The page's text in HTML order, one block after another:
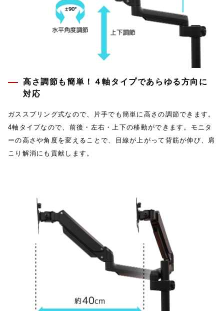
高さ調節も簡単！４軸タイプであらゆる方向に
対応
ガススプリング式なので、片手でも簡単に高さの調節できます。
4軸タイプなので、前後・左右・上下の移動ができます。モニタ
ーの高さや角度を変えることで、目線が上がって背筋が伸び、肩
こり解消にも貢献します。